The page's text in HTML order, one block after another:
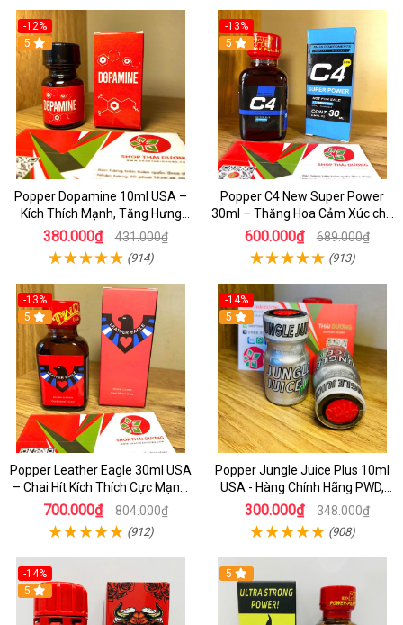
-12%
5
Popper Dopamine 10ml USA –
Kích Thích Mạnh, Tăng Hưng
Phấn Cho Top & Bot
380.000₫ 431.000₫
(914)
-13%
5
Popper C4 New Super Power
30ml – Thăng Hoa Cảm Xúc cho
Top&Bot
600.000₫ 689.000₫
(913)
-13%
5
Popper Leather Eagle 30ml USA
– Chai Hít Kích Thích Cực Mạnh,
Chính Hãng PWD
700.000₫ 804.000₫
(912)
-14%
5
Popper Jungle Juice Plus 10ml
USA - Hàng Chính Hãng PWD,
Hưng Phấn Cực Đỉnh
300.000₫ 348.000₫
(908)
-14%
5
5